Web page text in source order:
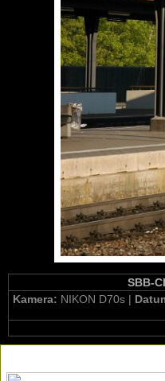
SBB-
Kamera: NIKON D70s |